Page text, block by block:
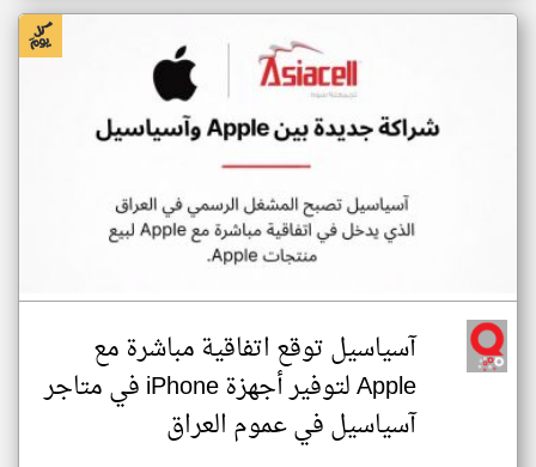
آسياسيل توقع اتفاقية مباشرة مع
Apple لتوفير أجهزة iPhone في متاجر
آسياسيل في عموم العراق